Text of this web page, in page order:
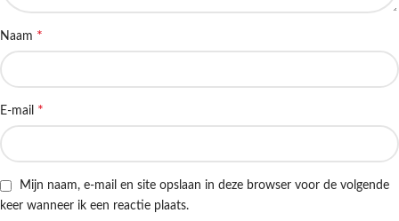
Naam *
E-mail *
Mijn naam, e-mail en site opslaan in deze browser voor de volgende
keer wanneer ik een reactie plaats.